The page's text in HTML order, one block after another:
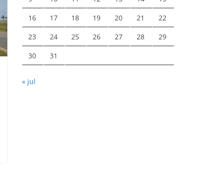
16 17 18 19 20 21 22
23 24 25 26 27 28 29
30 31
« jul